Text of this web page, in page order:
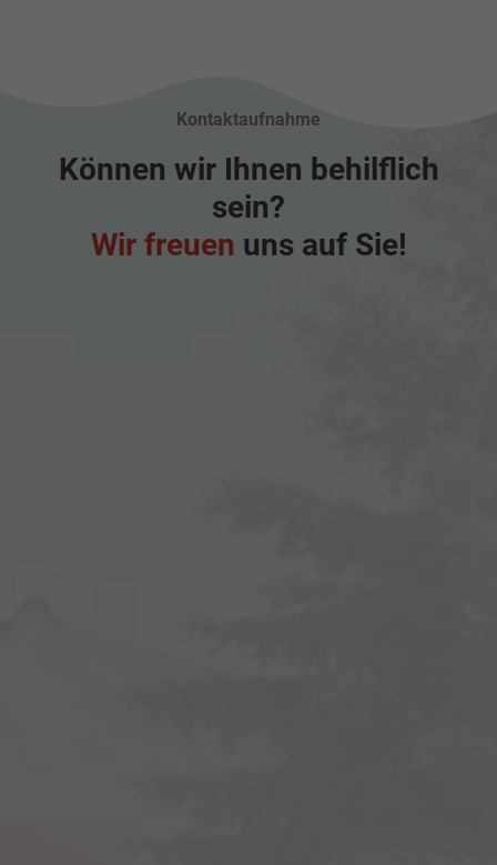
Kontaktaufnahme
Können wir Ihnen behilflich
sein?
Wir freuen uns auf Sie!